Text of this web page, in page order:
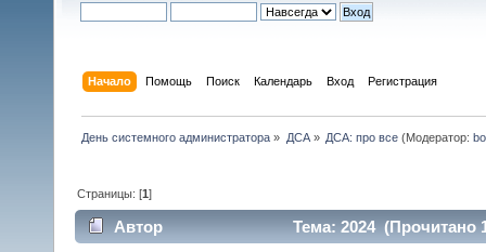
Начало Помощь Поиск Календарь Вход Регистрация
День системного администратора » ДСА» ДСА: про все(Модератор:
Страницы: [1]
Автор Тема: 2024 (Прочитано